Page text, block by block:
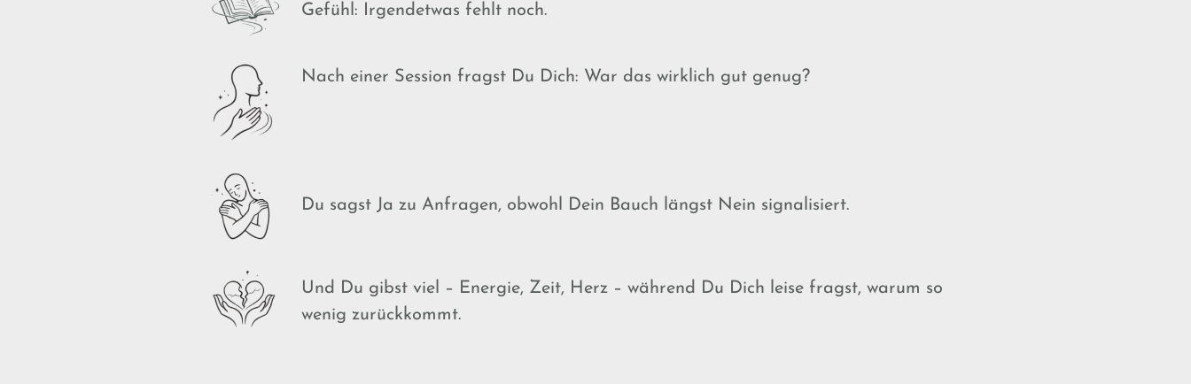
Gefühl:
Irgendetwas fehlt noch.
Nach einer Session fragst Du Dich: War das wirklich gut genug?
Du sagst Ja zu Anfragen, obwohl Dein Bauch längst Nein signalisiert.
Und Du gibst viel – Energie, Zeit, Herz – während Du Dich leise fragst, warum so
wenig zurückkommt.